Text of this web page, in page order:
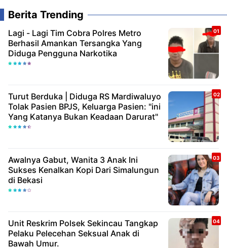
Berita Trending
Lagi - Lagi Tim Cobra Polres Metro
Berhasil Amankan Tersangka Yang
Diduga Pengguna Narkotika
Turut Berduka | Diduga RS Mardiwaluyo
Tolak Pasien BPJS, Keluarga Pasien: "ini
Yang Katanya Bukan Keadaan Darurat"
Awalnya Gabut, Wanita 3 Anak Ini
Sukses Kenalkan Kopi Dari Simalungun
di Bekasi
Unit Reskrim Polsek Sekincau Tangkap
Pelaku Pelecehan Seksual Anak di
Bawah Umur.